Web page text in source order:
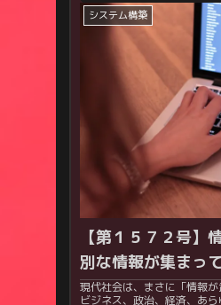
システム構築
【第１５７２号】
別な情報が集まっ
現代社会は、まさに「情報
ビジネス、政治、経済、あら